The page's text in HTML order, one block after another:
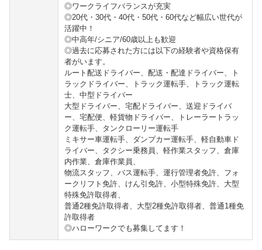
◎ワークライフバランスが充実
◎20代・30代・40代・50代・60代など幅広い世代が
活躍中！
◎中高年/シニア/60歳以上も歓迎
◎過去に応募された方には以下の経験者や資格保有
者がいます。
ルート配送ドライバー、配送・配達ドライバー、ト
ラックドライバー、トラック運転手、トラック運転
士、中型ドライバー
大型ドライバー、宅配ドライバー、送迎ドライバ
ー、宅配便、軽貨物ドライバー、トレーラートラッ
ク運転手、タンクローリー運転手
ミキサー車運転手、ダンプカー運転手、軽自動車ド
ライバー、タクシー乗務員、軽作業スタッフ、倉庫
内作業、倉庫作業員、
物流スタッフ、バス運転手、運行管理者免許、フォ
ークリフト免許、けん引免許、小型特殊免許、大型
特殊免許取得者、
普通2種免許取得者、大型2種免許取得者、普通1種免
許取得者
◎ハローワークでも募集してます！